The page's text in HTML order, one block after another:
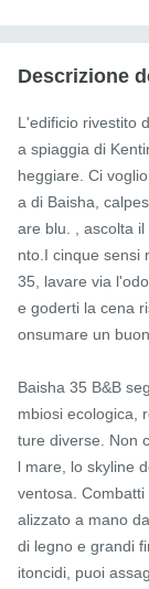
Descrizione
L'edificio rivestito
a spiaggia di
heggiare. Ci
a di Baisha,
are blu. , ascolta
nto.I cinque sensi
35, lavare via
e goderti la cena
onsumare un
Baisha 35 B&B
mbiosi ecologica,
ture diverse. Non
l mare, lo skyline
ventosa.
alizzato a mano
di legno e grandi
itoncidi, puoi